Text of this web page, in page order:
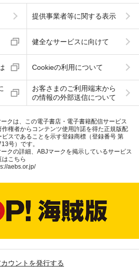
提供事業者等に関する表示
健全なサービスに向けて
Cookieの利用について
お客さまのご利用端末から
の情報の外部送信について
クは、この電子書店・電子書籍配信サービス
作権者からコンテンツ使用許諾を得た正規版配
ビスであることを示す登録商標（登録番号 第
号）です。
クの詳細、ABJマークを掲示しているサービス
はこちら
aebs.or.jp/
ウントを発行する